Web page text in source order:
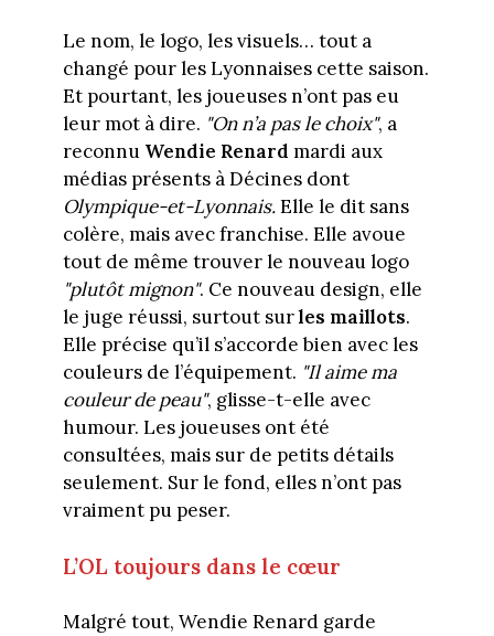
Le nom, le logo, les visuels… tout a
changé pour les Lyonnaises cette saison.
Et pourtant, les joueuses n’ont pas eu
leur mot à dire. "On n’a pas le choix", a
reconnu Wendie Renard mardi aux
médias présents à Décines dont
Olympique-et-Lyonnais.Elle le dit sans
colère, mais avec franchise. Elle avoue
tout de même trouver le nouveau logo
"plutôt mignon". Ce nouveau design, elle
le juge réussi, surtout surles maillots.
Elle précise qu’il s’accorde bien avec les
couleurs de l’équipement. "Il aime ma
couleur de peau", glisse-t-elle avec
humour. Les joueuses ont été
consultées, mais sur de petits détails
seulement. Sur le fond, elles n’ont pas
vraiment pu peser.
L’OL toujours dans le cœur
Malgré tout, Wendie Renard garde